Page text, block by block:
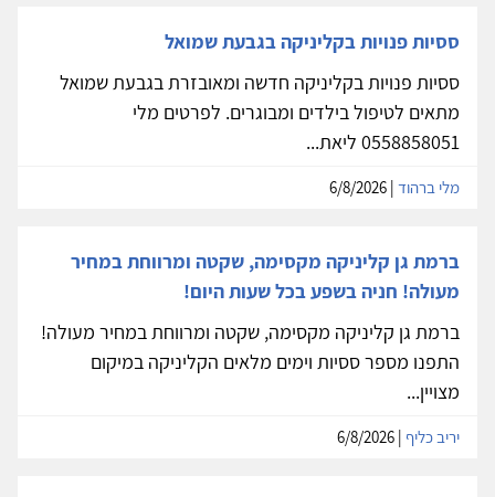
ססיות פנויות בקליניקה בגבעת שמואל
ססיות פנויות בקליניקה חדשה ומאובזרת בגבעת שמואל
מתאים לטיפול בילדים ומבוגרים. לפרטים מלי
0558858051 ליאת...
מלי ברהוד
ברמת גן קליניקה מקסימה, שקטה ומרווחת במחיר
מעולה! חניה בשפע בכל שעות היום!
ברמת גן קליניקה מקסימה, שקטה ומרווחת במחיר מעולה!
התפנו מספר ססיות וימים מלאים הקליניקה במיקום
מצויין...
יריב כליף